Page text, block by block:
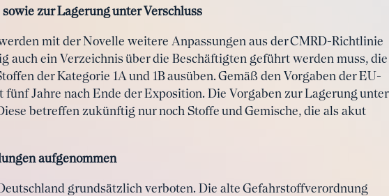
zur Lagerung unter Verschluss
mit der Novelle weitere Anpassungen aus der CMRD-Richtlinie
auch ein Verzeichnis über die Beschäftigten geführt werden muss, die
der Kategorie 1A und 1B ausüben. Gemäß den Vorgaben der EU-
Jahre nach Ende der Exposition. Die Vorgaben zur Lagerung unter
betreffen zukünftig nur noch Stoffe und Gemische, die als akut
aufgenommen
grundsätzlich verboten. Die alte Gefahrstoffverordnung